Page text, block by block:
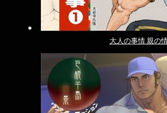
大人の事情 親の